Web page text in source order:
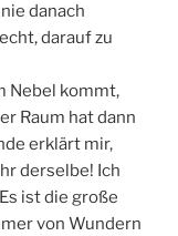
danach
darauf zu
Nebel kommt,
Raum hat dann
erklärt mir,
derselbe! Ich
ist die große
von Wundern